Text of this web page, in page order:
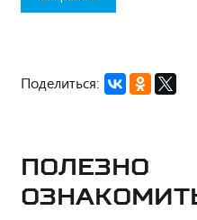
Поделиться:
Полезно